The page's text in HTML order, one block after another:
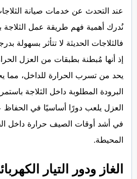
عند التحدث عن خدمات صيانة
نُدرك أهمية فهم طريقة عمل
فالثلاجات الحديثة لا تتأثر بسهولة
إذ أنها مُبطنة بطبقات من العزل
يحد من تسرب الحرارة للداخل، مما
البرودة المطلوبة داخل الثلاجة
العزل يلعب دورًا أساسيًا في الحفاظ
في أشد أوقات الصيف حرارة داخل
المحيطة.
الغاز ودور التيار